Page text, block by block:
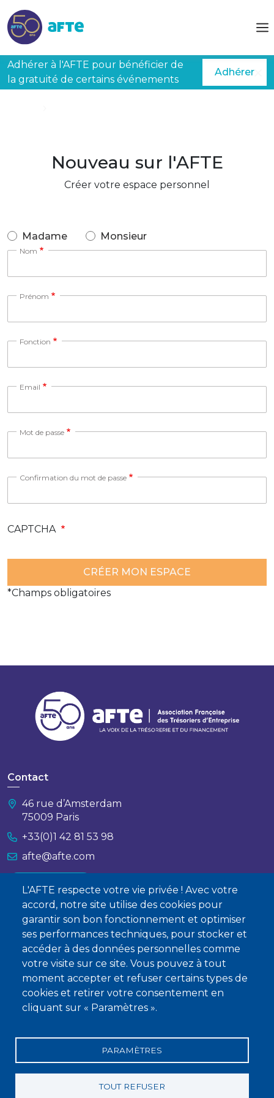
L'AFTE respecte votre vie privée ! Avec votre
accord, notre site utilise des cookies pour
garantir son bon fonctionnement et optimiser
ses performances techniques, pour stocker et
accéder à des données personnelles comme
votre visite sur ce site. Vous pouvez à tout
moment accepter et refuser certains types de
cookies et retirer votre consentement en
cliquant sur « Paramètres ».
PARAMÈTRES
TOUT REFUSER
Adhérer à l'AFTE pour bénéficier de
la gratuité de certains événements
Adhérer
Nouveau sur l'AFTE
Créer votre espace personnel
Madame Monsieur
Nom
Prénom
Fonction
Email
Mot de passe
Confirmation du mot de passe
CAPTCHA
*Champs obligatoires
Contact
46 rue d’Amsterdam
75009 Paris
+33(0)1 42 81 53 98
afte@afte.com
À propos
Qui sommes-nous ?
Devenir membre
Conditions générales de vente